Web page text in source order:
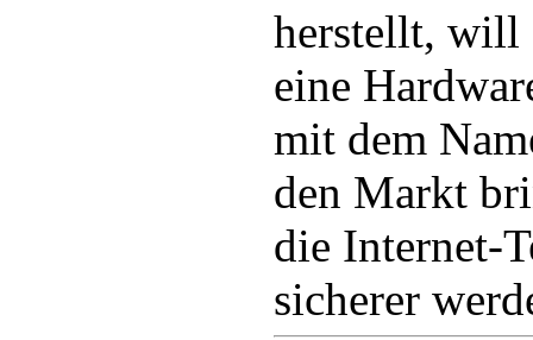
herstellt, will
eine
mit dem
den Markt
die Internet-
sicherer